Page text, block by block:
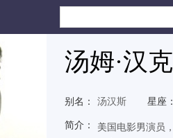
汤姆·汉
别名： 汤汉斯 星座
简介：
美国电影男演员